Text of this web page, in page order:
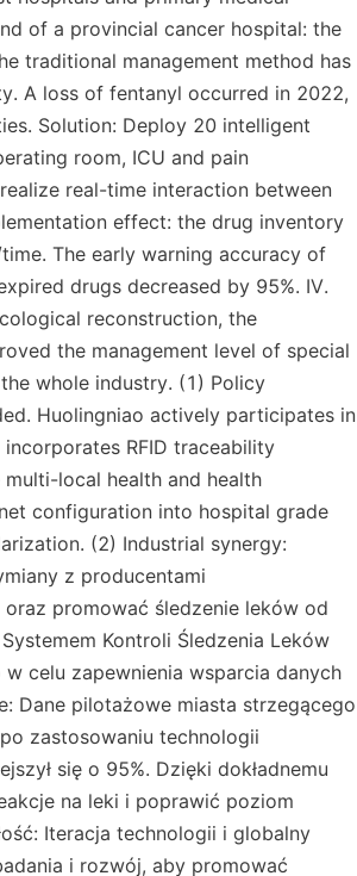
of a provincial cancer hospital: the
traditional management method has
A loss of fentanyl occurred in 2022,
Solution: Deploy 20 intelligent
room, ICU and pain
real-time interaction between
effect: the drug inventory
The early warning accuracy of
drugs decreased by 95%. IV.
reconstruction, the
the management level of special
whole industry. (1) Policy
Huolingniao actively participates in
RFID traceability
local health and health
configuration into hospital grade
(2) Industrial synergy:
z producentami
promować śledzenie leków od
Kontroli Śledzenia Leków
celu zapewnienia wsparcia danych
Dane pilotażowe miasta strzegącego
zastosowaniu technologii
się o 95%. Dzięki dokładnemu
na leki i poprawić poziom
Iteracja technologii i globalny
i rozwój, aby promować